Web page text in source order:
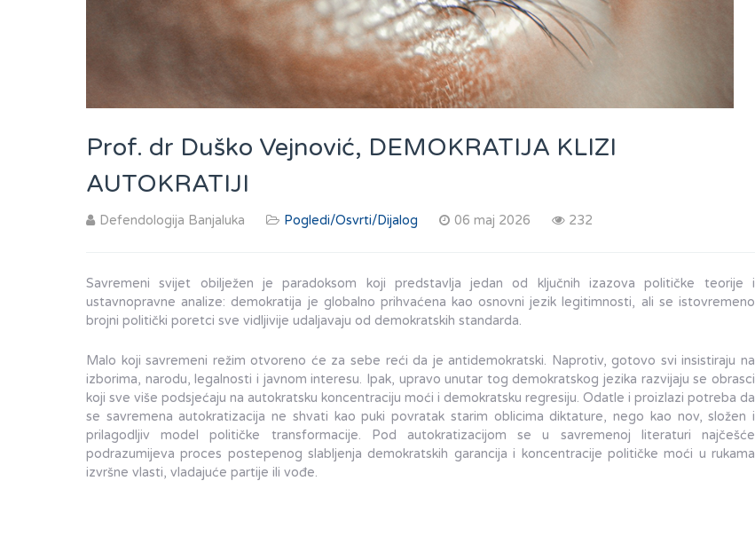
Prof. dr Duško Vejnović, DEMOKRATIJA KLIZI
AUTOKRATIJI
Defendologija Banjaluka Pogledi/Osvrti/Dijalog 06 maj 2026 232
Savremeni svijet obilježen je paradoksom koji predstavlja jedan od ključnih izazova političke teorije i
ustavnopravne analize: demokratija je globalno prihvaćena kao osnovni jezik legitimnosti, ali se istovremeno
brojni politički poretci sve vidljivije udaljavaju od demokratskih standarda.
Malo koji savremeni režim otvoreno će za sebe reći da je antidemokratski. Naprotiv, gotovo svi insistiraju na
izborima, narodu, legalnosti i javnom interesu. Ipak, upravo unutar tog demokratskog jezika razvijaju se obrasci
koji sve više podsjećaju na autokratsku koncentraciju moći i demokratsku regresiju. Odatle i proizlazi potreba da
se savremena autokratizacija ne shvati kao puki povratak starim oblicima diktature, nego kao nov, složen i
prilagodljiv model političke transformacije. Pod autokratizacijom se u savremenoj literaturi najčešće
podrazumijeva proces postepenog slabljenja demokratskih garancija i koncentracije političke moći u rukama
izvršne vlasti, vladajuće partije ili vođe.